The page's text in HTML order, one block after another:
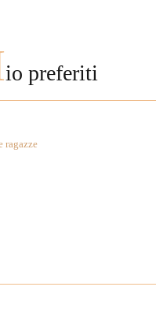
io preferiti
ragazze